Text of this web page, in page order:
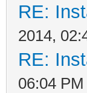
RE:
2014,
RE:
06:04 PM